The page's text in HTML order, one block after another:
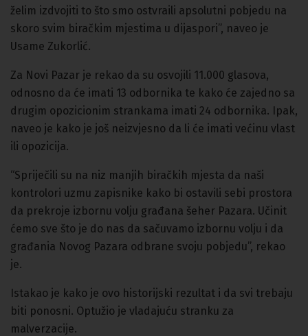
želim izdvojiti to što smo ostvraili apsolutni pobjedu na
skoro svim biračkim mjestima u dijaspori”, naveo je
Usame Zukorlić.
Za Novi Pazar je rekao da su osvojili 11.000 glasova,
odnosno da će imati 13 odbornika te kako će zajedno sa
drugim opozicionim strankama imati 24 odbornika. Ipak,
naveo je kako je još neizvjesno da li će imati većinu vlast
ili opozicija.
“Spriječili su na niz manjih biračkih mjesta da naši
kontrolori uzmu zapisnike kako bi ostavili sebi prostora
da prekroje izbornu volju građana šeher Pazara. Učinit
ćemo sve što je do nas da sačuvamo izbornu volju i da
građania Novog Pazara odbrane svoju pobjedu”, rekao
je.
Istakao je kako je ovo historijski rezultat i da svi trebaju
biti ponosni. Optužio je vladajuću stranku za
malverzacije.